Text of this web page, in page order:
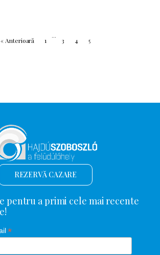
« Anterioară 1
...
3 4 5
REZERVĂ CAZARE
pentru a primi cele mai recente
*